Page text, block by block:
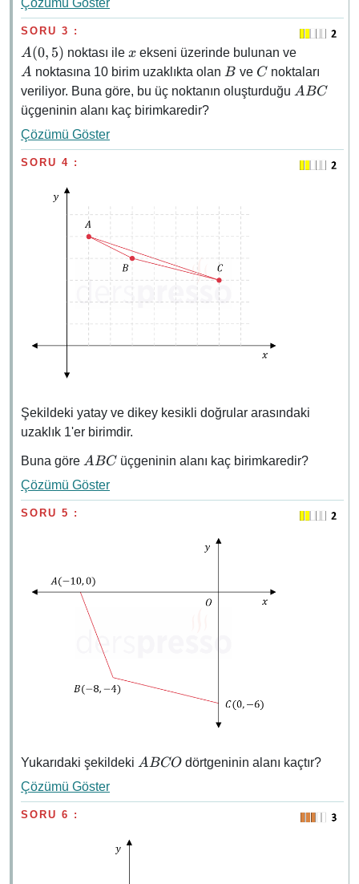
Çözümü Göster
SORU 3 :
A(0,
5)
A(0, 5) noktası ile x
xekseni üzerinde bulunan veA
A noktasına 10 birim uzaklıkta olan B
B ve C
C noktaları
veriliyor. Buna göre, bu üç noktanın oluşturduğu ABC
ABC
üçgeninin alanı kaç birimkaredir?
Çözümü Göster
SORU 4 :
Şekildeki yatay ve dikey kesikli doğrular arasındaki
uzaklık 1'er birimdir.
Buna göre ABC
ABC üçgeninin alanı kaç birimkaredir?
Çözümü Göster
SORU 5 :
Yukarıdaki şekildeki ABCO
ABCO dörtgeninin alanı kaçtır?
Çözümü Göster
SORU 6 :